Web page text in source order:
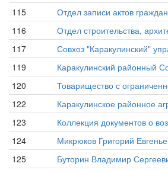
115
Отдел записи актов
116
Отдел строительства,
117
Совхоз "Каракулинский"
119
Каракулинский районный
120
Товарищество с
122
Каракулинское районное
123
Коллекция документов о
124
Микрюков Григорий
125
Буторин Владимир